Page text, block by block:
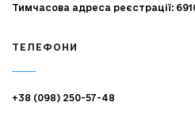
Тимчасова адреса реєстрації:
ТЕЛЕФОНИ
+38 (098) 250-57-48